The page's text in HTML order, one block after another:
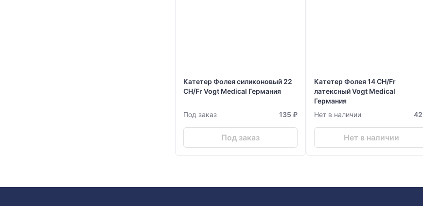
Катетер Фолея силиконовый 22
СН/Fr Vogt Medical Германия
Под заказ 135 ₽
Под заказ
Катетер Фолея 14 CH/Fr
латексный Vogt Medical
Германия
Нет в наличии
Нет в наличии